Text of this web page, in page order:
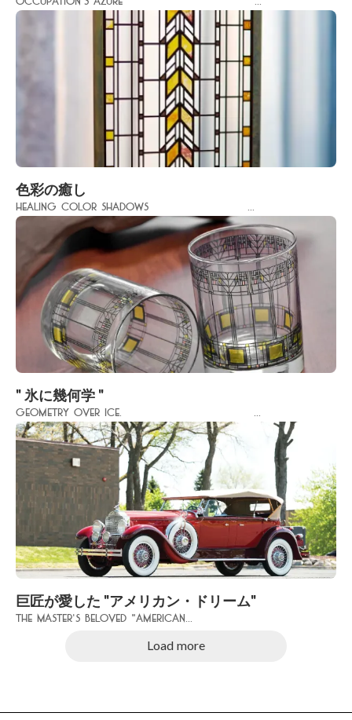
色彩の癒し
Healing Color Shadows ...
" 氷に幾何学 "
Geometry over Ice. ...
巨匠が愛した "アメリカン・ドリーム"
The Master's Beloved "American...
Load more